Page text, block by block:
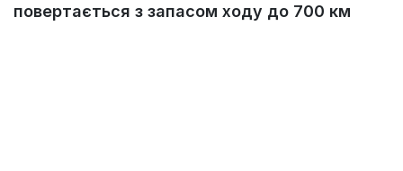
повертається з запасом ходу до 700 км